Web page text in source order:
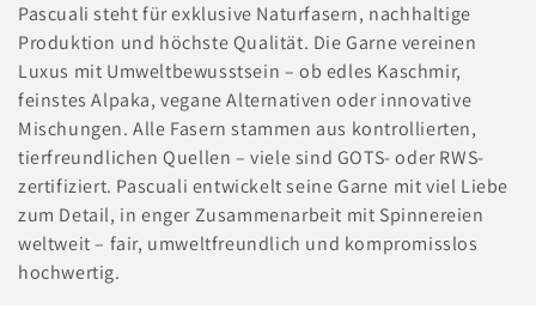
t
e
g
o
r
i
Pascuali steht für exklusive Naturfasern, nachhaltige
Produktion und höchste Qualität. Die Garne vereinen
Luxus mit Umweltbewusstsein – ob edles Kaschmir,
feinstes Alpaka, vegane Alternativen oder innovative
Mischungen. Alle Fasern stammen aus kontrollierten,
tierfreundlichen Quellen – viele sind GOTS- oder RWS-
zertifiziert. Pascuali entwickelt seine Garne mit viel Liebe
zum Detail, in enger Zusammenarbeit mit Spinnereien
weltweit – fair, umweltfreundlich und kompromisslos
hochwertig.